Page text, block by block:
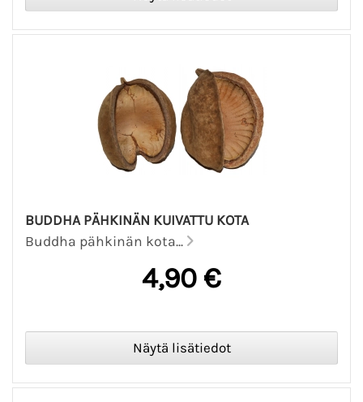
BUDDHA PÄHKINÄN KUIVATTU KOTA
Buddha pähkinän kota...
4,90 €